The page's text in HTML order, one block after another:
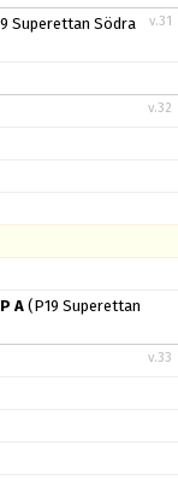
v.31
Superettan Södra
v.32
A (P19 Superettan
v.33